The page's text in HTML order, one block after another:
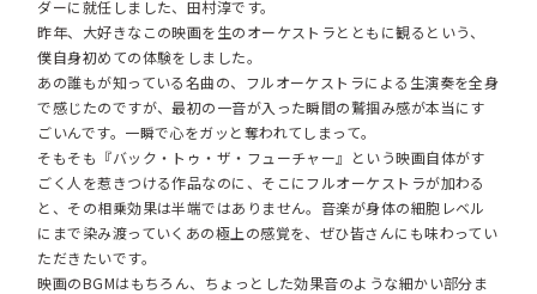
ダーに就任しました、田村淳です。
昨年、大好きなこの映画を生のオーケストラとともに観るという、
僕自身初めての体験をしました。
あの誰もが知っている名曲の、フルオーケストラによる生演奏を全身
で感じたのですが、最初の一音が入った瞬間の鷲掴み感が本当にす
ごいんです。一瞬で心をガッと奪われてしまって。
そもそも『バック・トゥ・ザ・フューチャー』という映画自体がす
ごく人を惹きつける作品なのに、そこにフルオーケストラが加わる
と、その相乗効果は半端ではありません。音楽が身体の細胞レベル
にまで染み渡っていくあの極上の感覚を、ぜひ皆さんにも味わってい
ただきたいです。
映画のBGMはもちろん、ちょっとした効果音のような細かい部分ま